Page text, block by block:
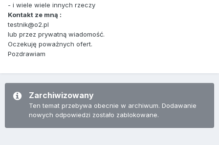
- i wiele wiele innych rzeczy
Kontakt ze mną :
testnik@o2.pl
lub przez prywatną wiadomość.
Oczekuję poważnych ofert.
Pozdrawiam
Zarchiwizowany
Ten temat przebywa obecnie w archiwum. Dodawanie
nowych odpowiedzi zostało zablokowane.